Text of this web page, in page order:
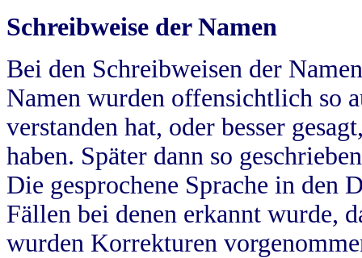
Schreibweise der Namen
Bei den Schreibweisen der
Namen wurden offensichtlich so
verstanden hat, oder besser
haben. Später dann so
Die gesprochene Sprache in
Fällen bei denen erkannt wurde,
wurden Korrekturen